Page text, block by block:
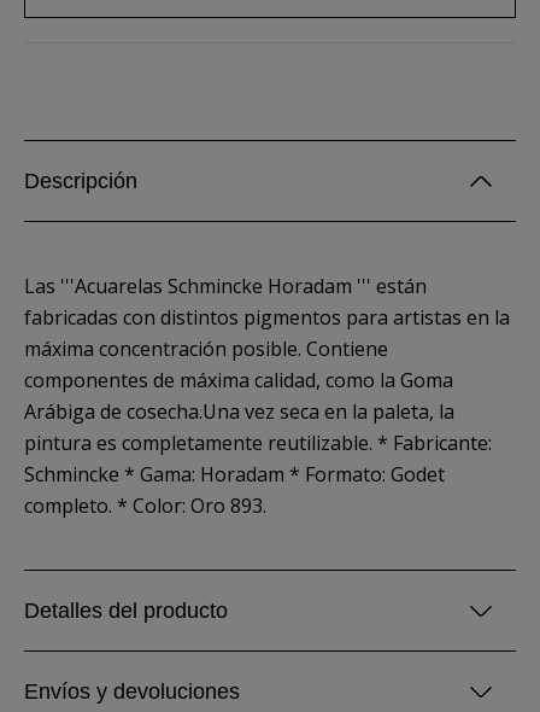
Descripción
Las '''Acuarelas Schmincke Horadam ''' están
fabricadas con distintos pigmentos para artistas en la
máxima concentración posible. Contiene
componentes de máxima calidad, como la Goma
Arábiga de cosecha.Una vez seca en la paleta, la
pintura es completamente reutilizable. * Fabricante:
Schmincke * Gama: Horadam * Formato: Godet
completo. * Color: Oro 893.
Detalles del producto
Envíos y devoluciones